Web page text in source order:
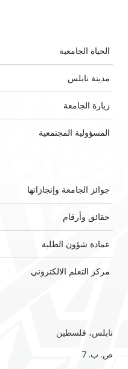
الحياة الجامعية
مدينة نابلس
زيارة الجامعة
المسؤولية المجتمعية
جوائز الجامعة وإنجازاتها
حقائق وأرقام
عمادة شؤون الطلبة
مركز التعلم الالكتروني
نابلس، فلسطين
ص. ب. 7‏